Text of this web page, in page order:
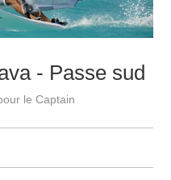
- Passe sud
le Captain